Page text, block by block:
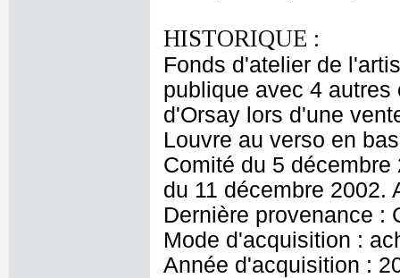
HISTORIQUE :
Fonds d'atelier de
publique avec 4
d'Orsay lors d'une
Louvre au verso en
Comité du 5
du 11 décembre 2002.
Dernière provenance :
Mode d'acquisition :
Année d'acquisition :